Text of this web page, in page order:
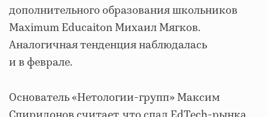
дополнительного образования школьников
Maximum Educaiton Михаил Мягков.
Аналогичная тенденция наблюдалась
и в феврале.
Основатель «Нетологии-групп» Максим